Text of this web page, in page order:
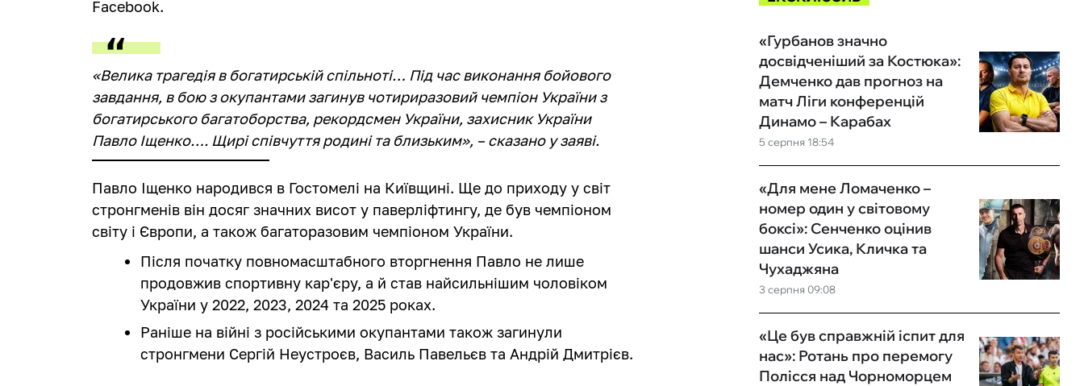
Facebook.
«Велика трагедія в богатирській спільноті… Під час виконання бойового
завдання, в бою з окупантами загинув чотириразовий чемпіон України з
богатирського багатоборства, рекордсмен України, захисник України
Павло Іщенко…. Щирі співчуття родині та близьким», – сказано у заяві.
Павло Іщенко народився в Гостомелі на Київщині. Ще до приходу у світ
стронгменів він досяг значних висот у паверліфтингу, де був чемпіоном
світу і Європи, а також багаторазовим чемпіоном України.
Після початку повномасштабного вторгнення Павло не лише
продовжив спортивну кар'єру, а й став найсильнішим чоловіком
України у 2022, 2023, 2024 та 2025 роках.
Раніше на війні з російськими окупантами також загинули
стронгмени Сергій Неустроєв, Василь Павельєв та Андрій Дмитрієв.
5 серпня 18:54
«Гурбанов значно
досвідченіший за Костюка»:
Демченко дав прогноз на
матч Ліги конференцій
Динамо – Карабах
3 серпня 09:08
«Для мене Ломаченко –
номер один у світовому
боксі»: Сенченко оцінив
шанси Усика, Кличка та
Чухаджяна
«Це був справжній іспит для
нас»: Ротань про перемогу
Полісся над Чорноморцем